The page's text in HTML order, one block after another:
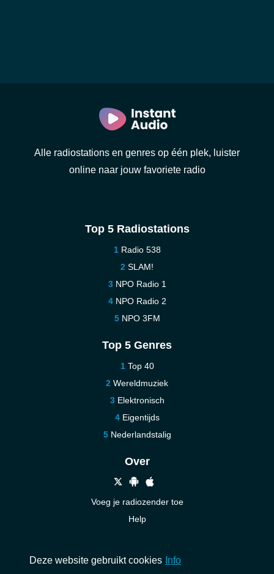
Alle radiostations en genres op één plek, luister
online naar jouw favoriete radio
Top 5 Radiostations
Radio 538
SLAM!
NPO Radio 1
NPO Radio 2
NPO 3FM
Top 5 Genres
Top 40
Wereldmuziek
Elektronisch
Eigentijds
Nederlandstalig
Over
Voeg je radiozender toe
Help
Deze website gebruikt cookies Info